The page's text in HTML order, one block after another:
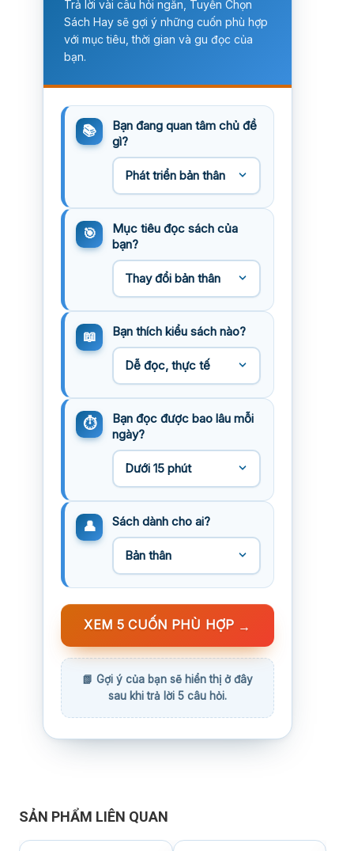
Trả lời vài câu hỏi ngắn, Tuyển Chọn
Sách Hay sẽ gợi ý những cuốn phù hợp
với mục tiêu, thời gian và gu đọc của
bạn.
Bạn đang quan tâm chủ đề
gì?
Mục tiêu đọc sách của
bạn?
Bạn thích kiểu sách nào?
Bạn đọc được bao lâu mỗi
ngày?
Sách dành cho ai?
XEM 5 CUỐN PHÙ HỢP →
SẢN PHẨM LIÊN QUAN